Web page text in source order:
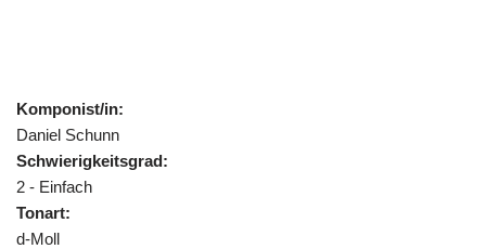
Komponist/in:
Daniel Schunn
Schwierigkeitsgrad:
2 - Einfach
Tonart:
d-Moll